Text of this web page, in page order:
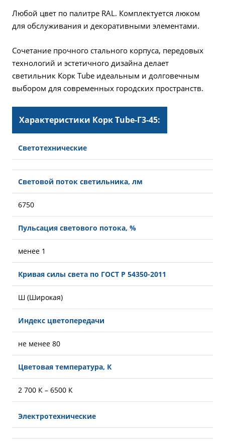
Любой цвет по палитре RAL. Комплектуется люком
для обслуживания и декоративными элементами.
Сочетание прочного стального корпуса, передовых
технологий и эстетичного дизайна делает
светильник Корк Tube идеальным и долговечным
выбором для современных городских пространств.
Характеристики Корк Tube-Г3-45:
Светотехнические
Световой поток светильника, лм
6750
Пульсация светового потока, %
менее 1
Кривая силы света по ГОСТ Р 54350-2011
Ш (Широкая)
Индекс цветопередачи
не менее 80
Цветовая температура, К
2 700 К – 6500 К
Электротехнические